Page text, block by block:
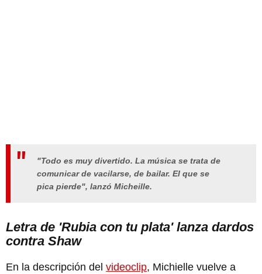
"Todo es muy divertido. La música se trata de
comunicar de vacilarse, de bailar. El que se
pica pierde", lanzó Micheille.
Letra de 'Rubia con tu plata' lanza dardos
contra Shaw
En la descripción del videoclip, Michielle vuelve a